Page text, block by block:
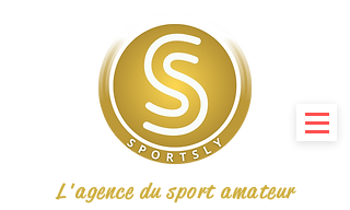
L'agence du sport amateur